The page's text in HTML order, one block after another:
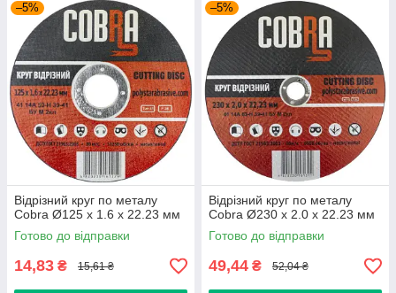
–5%
Відрізний круг по металу
Cobra Ø125 х 1.6 х 22.23 мм
Готово до відправки
14,83 ₴ 15,61 ₴
–5%
Відрізний круг по металу
Cobra Ø230 х 2.0 х 22.23 мм
Готово до відправки
49,44 ₴ 52,04 ₴